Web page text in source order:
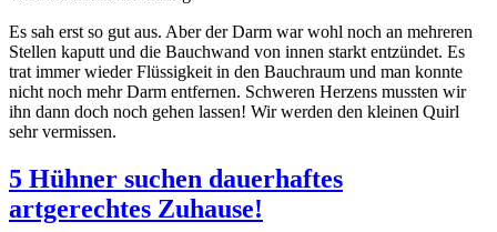
Es sah erst so gut aus. Aber der Darm war wohl noch an mehreren
Stellen kaputt und die Bauchwand von innen starkt entzündet. Es
trat immer wieder Flüssigkeit in den Bauchraum und man konnte
nicht noch mehr Darm entfernen. Schweren Herzens mussten wir
ihn dann doch noch gehen lassen! Wir werden den kleinen Quirl
sehr vermissen.
5 Hühner suchen dauerhaftes
artgerechtes Zuhause!